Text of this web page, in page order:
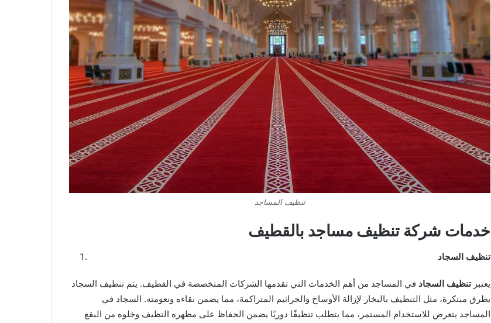
تنظيف المساجد
خدمات شركة تنظيف مساجد بالقطيف
تنظيف السجاد
يعتبرتنظيف السجاد في المساجد من أهم الخدمات التي تقدمها الشركات المتخصصة في القطيف. يتم تنظيف السجاد
بطرق مبتكرة، مثل التنظيف بالبخار لإزالة الأوساخ والجراثيم المتراكمة، مما يضمن نقاءه ونعومته. السجاد في
المساجد يتعرض للاستخدام المستمر، مما يتطلب تنظيفًا دوريًا يضمن الحفاظ على مظهره النظيف وخلوه من البقع